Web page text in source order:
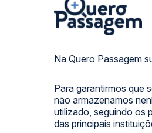
Na Quero Passagem
Para garantirmos que
não armazenamos
utilizado, seguindo os
das principais